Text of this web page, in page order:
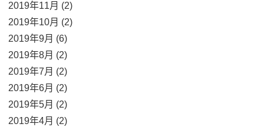
2019年11月 (2)
2019年10月 (2)
2019年9月 (6)
2019年8月 (2)
2019年7月 (2)
2019年6月 (2)
2019年5月 (2)
2019年4月 (2)